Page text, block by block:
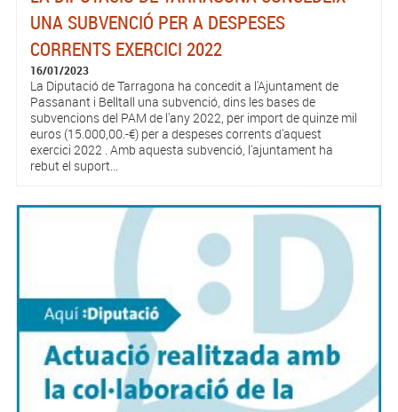
UNA SUBVENCIÓ PER A DESPESES
CORRENTS EXERCICI 2022
16/01/2023
La Diputació de Tarragona ha concedit a l'Ajuntament de
Passanant i Belltall una subvenció, dins les bases de
subvencions del PAM de l'any 2022, per import de quinze mil
euros (15.000,00.-€) per a despeses corrents d'aquest
exercici 2022 . Amb aquesta subvenció, l'ajuntament ha
rebut el suport...